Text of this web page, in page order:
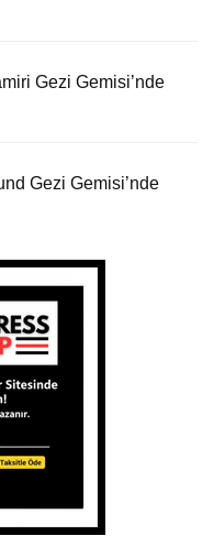
Gezi Gemisi’nde
Gezi Gemisi’nde